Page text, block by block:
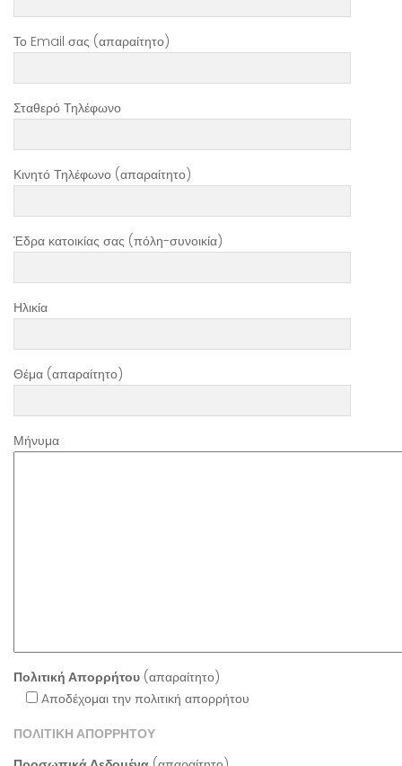
Το Email σας (απαραίτητο)
Σταθερό Τηλέφωνο
Κινητό Τηλέφωνο (απαραίτητο)
Έδρα κατοικίας σας (πόλη-συνοικία)
Ηλικία
Θέμα (απαραίτητο)
Μήνυμα
Πολιτική Απορρήτου (απαραίτητο)
Aποδέχομαι την πολιτική απορρήτου
ΠΟΛΙΤΙΚΗ ΑΠΟΡΡΗΤΟΥ